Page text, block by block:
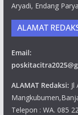
Aryadi, Endang
ALAMAT
Email:
ALAMAT Redaksi:
Telepon : WA. 085